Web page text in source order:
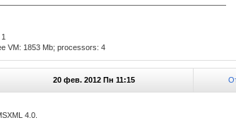
VM: 1853 Mb; processors: 4
20 фев. 2012 Пн 11:15
4.0.